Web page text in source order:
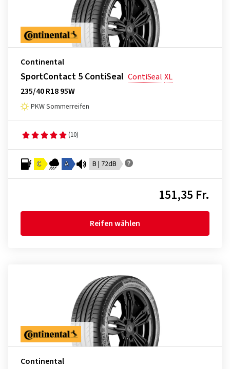
Continental
SportContact 5 ContiSeal ContiSeal XL
235/40 R18 95W
PKW Sommerreifen
(10)
C A B | 72dB
151,35 Fr.
Reifen wählen
Continental